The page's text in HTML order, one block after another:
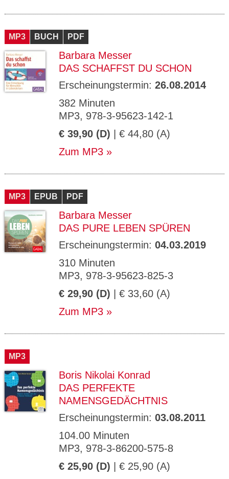
MP3 BUCH PDF
Barbara Messer
DAS SCHAFFST DU SCHON
Erscheinungstermin: 26.08.2014
382 Minuten
MP3, 978-3-95623-142-1
€ 39,90 (D) | € 44,80 (A)
Zum MP3
MP3 EPUB PDF
Barbara Messer
DAS PURE LEBEN SPÜREN
Erscheinungstermin: 04.03.2019
310 Minuten
MP3, 978-3-95623-825-3
€ 29,90 (D) | € 33,60 (A)
Zum MP3
MP3
Boris Nikolai Konrad
DAS PERFEKTE
NAMENSGEDÄCHTNIS
Erscheinungstermin: 03.08.2011
104.00 Minuten
MP3, 978-3-86200-575-8
€ 25,90 (D) | € 25,90 (A)